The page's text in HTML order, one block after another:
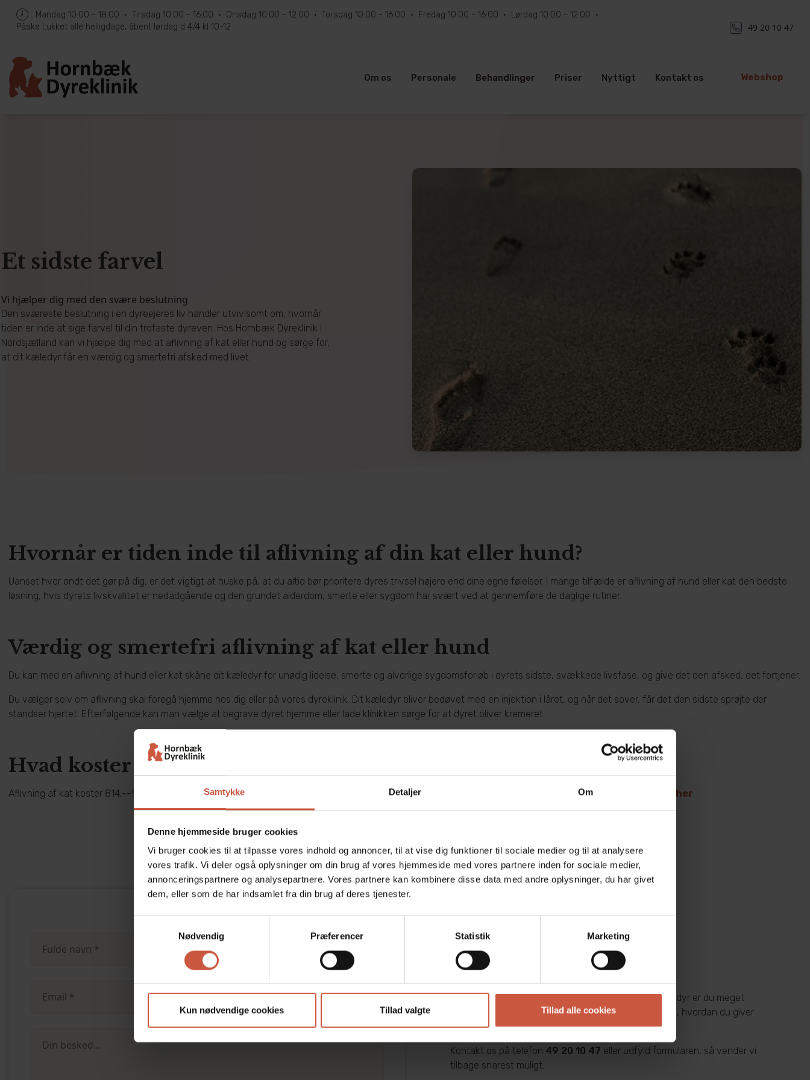
Samtykke Detaljer Om
Denne hjemmeside bruger cookies
Vi bruger cookies til at tilpasse vores indhold og annoncer, til at vise dig funktioner til sociale medier og til at analysere
vores trafik. Vi deler også oplysninger om din brug af vores hjemmeside med vores partnere inden for sociale medier,
annonceringspartnere og analysepartnere. Vores partnere kan kombinere disse data med andre oplysninger, du har givet
dem, eller som de har indsamlet fra din brug af deres tjenester.
Nødvendig
Præferencer Statistik Marketing
Kun nødvendige cookies Tillad valgte Tillad alle cookies
Mandag 10:00 - 18:00 Tirsdag 10:00 - 16:00 Onsdag 10:00 - 12:00 Torsdag 10:00 - 16:00 Fredag 10:00 - 16:00 Lørdag 10:00 - 12:00
Påske Lukket alle helligdage, åbent lørdag d 4/4 kl 10-12 49 20 10 47
Om os Personale Behandlinger Priser Nyttigt Kontakt os Webshop
Et sidste farvel
Vi hjælper dig med den svære beslutning
Den sværeste beslutning i en dyreejeres liv handler utvivlsomt om, hvornår
tiden er inde at sige farvel til din trofaste dyreven. Hos Hornbæk Dyreklinik i
Nordsjælland kan vi hjælpe dig med at aflivning af kat eller hund og sørge for,
at dit kæledyr får en værdig og smertefri afsked med livet.
Hvornår er tiden inde til aflivning af din kat eller hund?
Uanset hvor ondt det gør på dig, er det vigtigt at huske på, at du altid bør prioritere dyres trivsel højere end dine egne følelser. I mange tilfælde er aflivning af hund eller kat den bedste
løsning, hvis dyrets livskvalitet er nedadgående og den grundet alderdom, smerte eller sygdom har svært ved at gennemføre de daglige rutiner.
Værdig og smertefri aflivning af kat eller hund
Du kan med en aflivning af hund eller kat skåne dit kæledyr for unødig lidelse, smerte og alvorlige sygdomsforløb i dyrets sidste, svækkede livsfase, og give det den afsked, det fortjener.
Du vælger selv om aflivning skal foregå hjemme hos dig eller på vores dyreklinik. Dit kæledyr bliver bedøvet med en injektion i låret, og når det sover, får det den sidste sprøjte der
standser hjertet. Efterfølgende kan man vælge at begrave dyret hjemme eller lade klinikken sørge for at dyret bliver kremeret.
​Hvad koster aflivning af hund eller kat?
Aflivning af kat koster 814,--940,- kroner. Aflivning af hund koster mellem 969 og 1037 kroner, afhængig af hundens størrelse. Du kan se vores øvrige priser her.
Spørgsmål?
Har du spørgsmål til aflivning af kat, hund eller andre dyr er du meget
velkommen til at kontakte os. Så tager vi en snak om, hvordan du giver
dit kæledyr den bedst mulige afsked med livet.​
Kontakt os på telefon 49 20 10 47 eller udfyld formularen, så vender vi
tilbage snarest muligt.